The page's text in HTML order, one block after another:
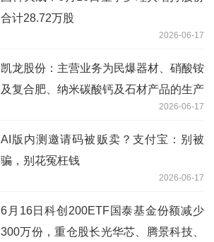
合计28.72万股
2026-06-17
凯龙股份：主营业务为民爆器材、硝酸铵
及复合肥、纳米碳酸钙及石材产品的生产
2026-06-17
AI版内测邀请码被贩卖？支付宝：别被
骗，别花冤枉钱
2026-06-17
6月16日科创200ETF国泰基金份额减少
300万份，重仓股长光华芯、腾景科技、